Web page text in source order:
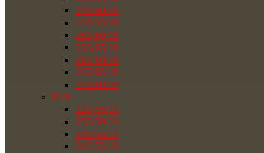
245/60/18
255/55/18
255/60/18
255/65/18
265/60/18
265/65/18
275/60/18
R19
225/55/19
235/50/19
235/55/19
245/55/19